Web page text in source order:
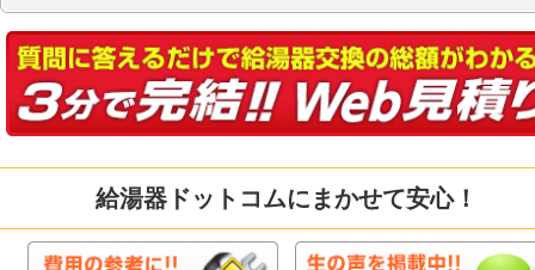
給湯器ドットコムにまかせて安心！